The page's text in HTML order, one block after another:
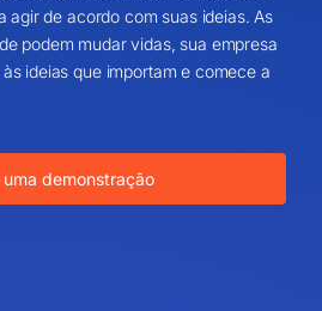
agir de acordo com suas ideias. As
podem mudar vidas, sua empresa
ideias que importam e comece a
demonstração